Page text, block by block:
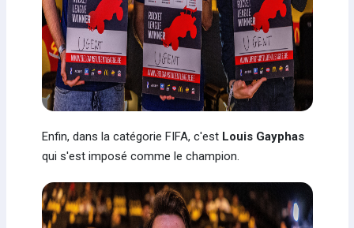
Enfin, dans la catégorie FIFA, c'est Louis Gayphas
qui s'est imposé comme le champion.